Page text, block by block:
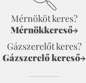
Mérnököt keres?
Mérnökkereső→
Gázszerelőt keres?
Gázszerelő kereső→